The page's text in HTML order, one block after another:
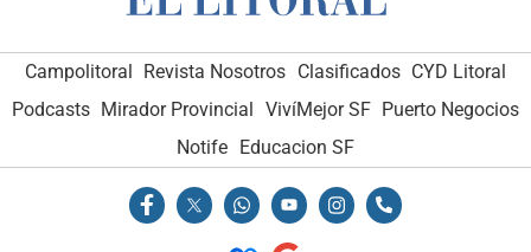
Campolitoral Revista Nosotros Clasificados CYD Litoral
Podcasts Mirador Provincial VivíMejor SF Puerto Negocios
Notife Educacion SF